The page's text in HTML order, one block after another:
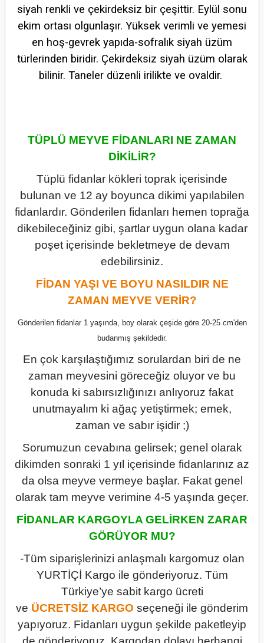
siyah renkli ve çekirdeksiz bir çeşittir. Eylül sonu
ekim ortası olgunlaşır. Yüksek verimli ve yemesi
en hoş-gevrek yapıda-sofralık siyah üzüm
türlerinden biridir. Çekirdeksiz siyah üzüm olarak
bilinir. Taneler düzenli irilikte ve ovaldir.
TÜPLÜ MEYVE FİDANLARI NE ZAMAN
DİKİLİR?
Tüplü fidanlar kökleri toprak içerisinde
bulunan ve 12 ay boyunca dikimi yapılabilen
fidanlardır. Gönderilen fidanları hemen toprağa
dikebileceğiniz gibi, şartlar uygun olana kadar
poşet içerisinde bekletmeye de devam
edebilirsiniz.
FİDAN YAŞI VE BOYU NASILDIR NE
ZAMAN MEYVE VERİR?
Gönderilen fidanlar 1 yaşında, boy olarak çeşide göre 20-25 cm'den
budanmış şekildedir.
En çok karşılaştığımız sorulardan biri de ne
zaman meyvesini göreceğiz oluyor ve bu
konuda ki sabırsızlığınızı anlıyoruz fakat
unutmayalım ki ağaç yetiştirmek; emek,
zaman ve sabır işidir ;)
Sorumuzun cevabına gelirsek; genel olarak
dikimden sonraki 1 yıl içerisinde fidanlarınız az
da olsa meyve vermeye başlar. Fakat genel
olarak tam meyve verimine 4-5 yaşında geçer.
FİDANLAR KARGOYLA GELİRKEN ZARAR
GÖRÜYOR MU?
-Tüm siparişlerinizi anlaşmalı kargomuz olan
YURTİÇİ Kargo ile gönderiyoruz. Tüm
Türkiye’ye sabit kargo ücreti
ve ÜCRETSİZ KARGO seçeneği ile gönderim
yapıyoruz. Fidanları uygun şekilde paketleyip